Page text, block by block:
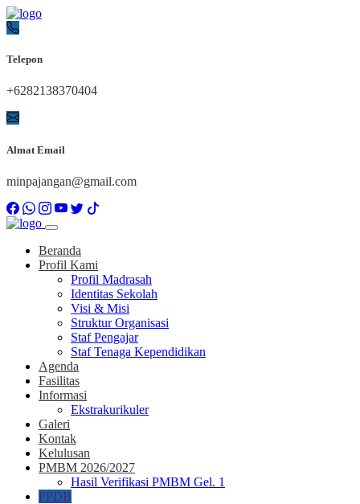
Telepon
+6282138370404
Almat Email
minpajangan@gmail.com
Beranda
Profil Kami
Profil Madrasah
Identitas Sekolah
Visi & Misi
Struktur Organisasi
Staf Pengajar
Staf Tenaga Kependidikan
Agenda
Fasilitas
Informasi
Ekstrakurikuler
Galeri
Kontak
Kelulusan
PMBM 2026/2027
Hasil Verifikasi PMBM Gel. 1
PPDB